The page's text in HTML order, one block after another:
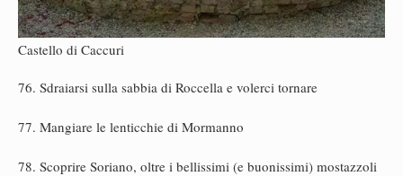
Castello di Caccuri
76. Sdraiarsi sulla sabbia di Roccella e volerci tornare
77. Mangiare le lenticchie di Mormanno
78. Scoprire Soriano, oltre i bellissimi (e buonissimi) mostazzoli